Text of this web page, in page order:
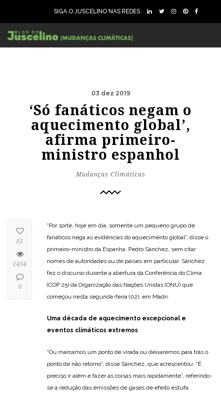
SIGA O JUSCELINO NAS REDES
03 dez 2019
‘Só fanáticos negam o
aquecimento global’,
afirma primeiro-
ministro espanhol
Mudanças Climáticas
“Por sorte, hoje em dia, somente um pequeno grupo de
fanáticos nega as evidências do aquecimento global”, disse o
primeiro-ministro da Espanha, Pedro Sánchez, sem citar
nomes de autoridades ou de países em particular. Sánchez
fez o discurso durante a abertura da Conferência do Clima
(COP 25) da Organização das Nações Unidas (ONU) que
começou nesta segunda-feira (02), em Madri.
Uma década de aquecimento excepcional e
eventos climáticos extremos
“Ou marcamos um ponto de virada ou deixaremos para trás o
ponto de não retorno”, disse Sánchez, que acrescentou: “É
preciso ir além e fazer as coisas mais rapidamente”, referindo-
se à redução das emissões de gases de efeito estufa.
81
1454
0